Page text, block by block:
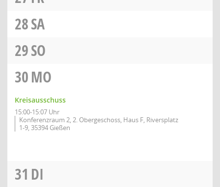
28SA
29SO
30MO
Kreisausschuss
15:00-15:07 Uhr
Konferenzraum 2, 2. Obergeschoss, Haus F, Riversplatz
1-9, 35394 Gießen
31 DI